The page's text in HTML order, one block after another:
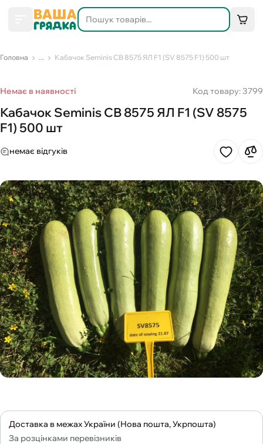
Головна ... Кабачок Seminis СВ 8575 ЯЛ F1 (SV 8575 F1) 500 шт
Немає в наявності Код товару: 3799
Кабачок Seminis СВ 8575 ЯЛ F1 (SV 8575
F1) 500 шт
немає відгуків
Доставка в межах України (Нова пошта, Укрпошта)
За розцінками перевізників